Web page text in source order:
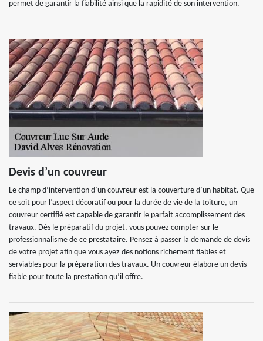
permet de garantir la fiabilité ainsi que la rapidité de son intervention.
Devis d’un couvreur
Le champ d’intervention d’un couvreur est la couverture d’un habitat. Que
ce soit pour l’aspect décoratif ou pour la durée de vie de la toiture, un
couvreur certifié est capable de garantir le parfait accomplissement des
travaux. Dès le préparatif du projet, vous pouvez compter sur le
professionnalisme de ce prestataire. Pensez à passer la demande de devis
de votre projet afin que vous ayez des notions richement fiables et
serviables pour la préparation des travaux. Un couvreur élabore un devis
fiable pour toute la prestation qu’il offre.